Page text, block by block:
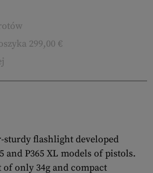
299,00 €
sturdy flashlight developed
and P365 XL models of pistols.
only 34g and compact